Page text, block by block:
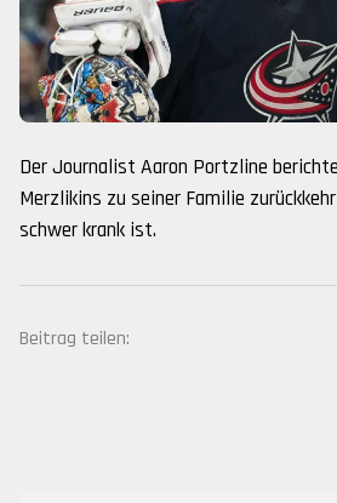
Der Journalist Aaron Portzline
Merzlikins zu seiner Familie
schwer krank ist.
Beitrag teilen: